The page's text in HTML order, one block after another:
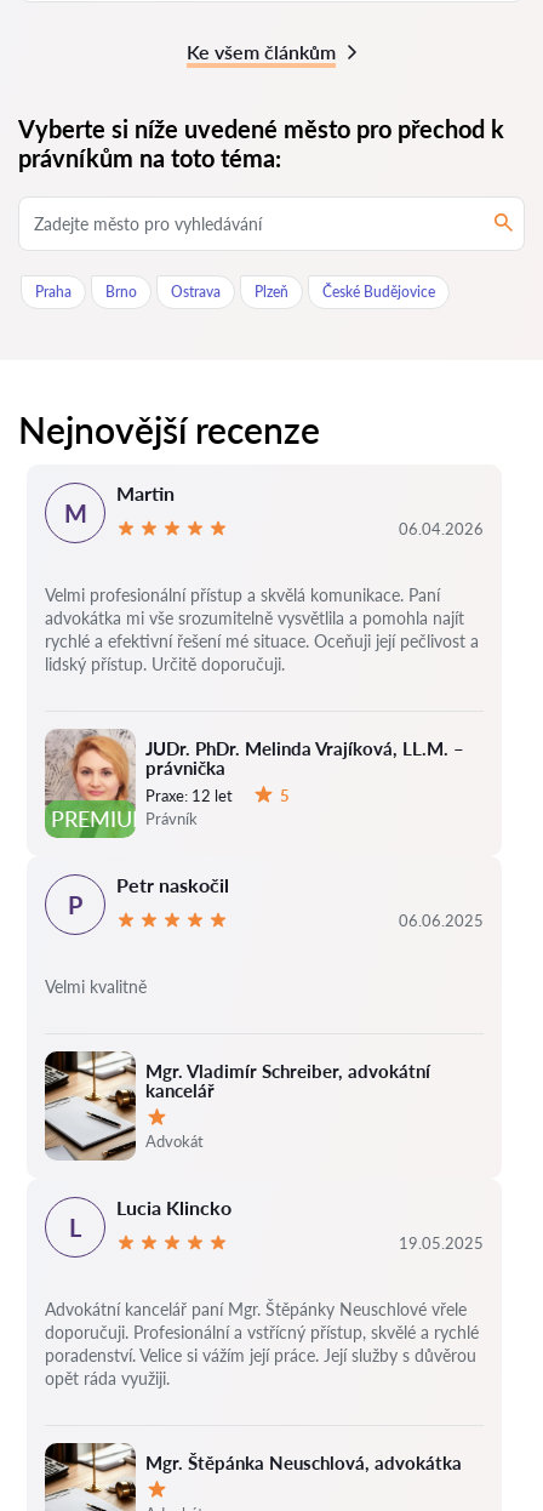
Ke všem článkům
Vyberte si níže uvedené město pro přechod k
právníkům na toto téma:
Praha Brno Ostrava Plzeň České Budějovice
Nejnovější recenze
PREMIUM
JUDr. PhDr. Melinda Vrajíková, LL.M. –
právnička
Praxe: 12 let
5
Právník
M
Martin
06.04.2026
Velmi profesionální přístup a skvělá komunikace. Paní
advokátka mi vše srozumitelně vysvětlila a pomohla najít
rychlé a efektivní řešení mé situace. Oceňuji její pečlivost a
lidský přístup. Určitě doporučuji.
Mgr. Vladimír Schreiber, advokátní
kancelář
Hodnocení:
Advokát
P
Petr naskočil
06.06.2025
Velmi kvalitně
Mgr. Štěpánka Neuschlová, advokátka
L
Lucia Klincko
19.05.2025
Advokátní kancelář paní Mgr. Štěpánky Neuschlové vřele
doporučuji. Profesionální a vstřícný přístup, skvělé a rychlé
poradenství. Velice si vážím její práce. Její služby s důvěrou
opět ráda využiji.